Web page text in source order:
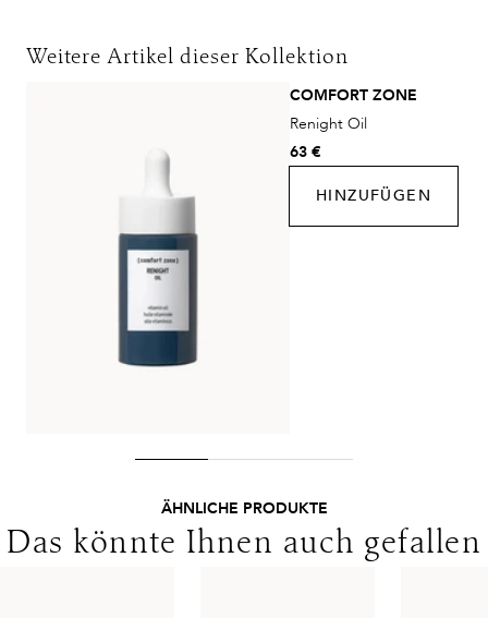
Sie bitte die abweichenden Bedingungen. Für den Versand ins
Ausland gelten andere Versandkosten.
Weitere Artikel dieser Kollektion
COMFORT ZONE
Renight Oil
63 €
HINZUFÜGEN
ÄHNLICHE PRODUKTE
Das könnte Ihnen auch gefallen